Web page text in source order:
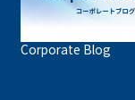
Corporate Blog